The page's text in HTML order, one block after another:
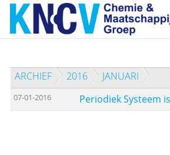
Sla
links
over
de
inhoud
ARCHIEF 2016 JANUARI
07-01-2016 Periodiek Systeem